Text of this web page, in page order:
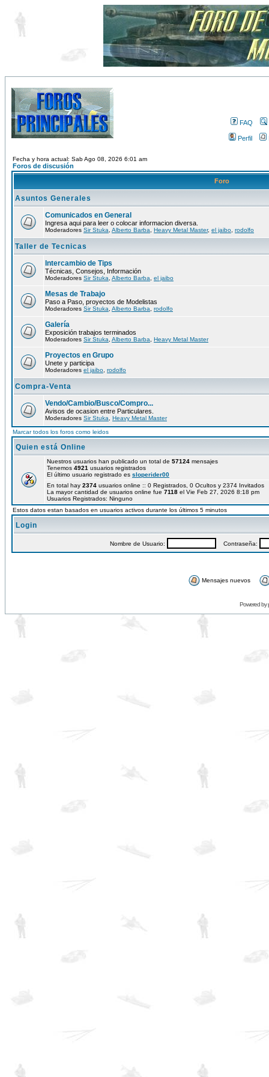
FAQ
Perfil
Fecha y hora actual: Sab Ago 08, 2026 6:01 am
Foros de discusión
Foro
Asuntos Generales
Comunicados en General
Ingresa aqui para leer o colocar informacion diversa.
Moderadores Sir Stuka Alberto Barba Heavy Metal Master, el jaibo rodolfo
Taller de Tecnicas
Intercambio de Tips
Técnicas, Consejos, Información
Moderadores Sir Stuka Alberto Barba el jaibo
Mesas de Trabajo
Paso a Paso, proyectos de Modelistas
Moderadores Sir Stuka Alberto Barba rodolfo
Galería
Exposición trabajos terminados
Moderadores Sir Stuka Alberto Barba Heavy Metal Master
Proyectos en Grupo
Unete y participa
Moderadores el jaibo rodolfo
Compra-Venta
Vendo/Cambio/Busco/Compro...
Avisos de ocasion entre Particulares.
Moderadores Sir Stuka Heavy Metal Master
Marcar todos los foros como leidos
Quien está Online
Nuestros usuarios han publicado un total de 57124 mensajes
Tenemos 4921 usuarios registrados
El último usuario registrado es sloperider00
En total hay 2374 usuarios online :: 0 Registrados, 0 Ocultos y 2374
La mayor cantidad de usuarios online fue 7118 el Vie Feb 27, 2026 8:18 pm
Usuarios Registrados: Ninguno
Estos datos estan basados en usuarios activos durante los últimos 5 minutos
Login
Nombre de Usuario: Contraseña:
Mensajes nuevos
Powered by